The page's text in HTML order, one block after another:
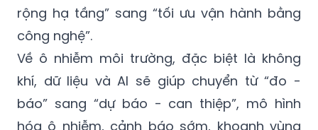
rộng hạ tầng” sang “tối ưu vận hành bằng
công nghệ”.
Về ô nhiễm môi trường, đặc biệt là không
khí, dữ liệu và AI sẽ giúp chuyển từ “đo -
báo” sang “dự báo - can thiệp”, mô hình
hóa ô nhiễm, cảnh báo sớm, khoanh vùng